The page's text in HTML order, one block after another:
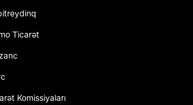
Ticarət
Komissiyaları